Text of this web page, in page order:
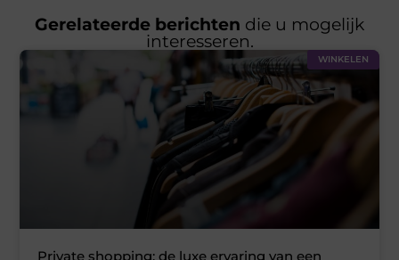
Gerelateerde berichten die u mogelijk
interesseren.
WINKELEN
Private shopping: de luxe ervaring van een